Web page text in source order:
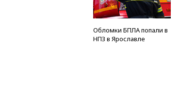
Обломки БПЛА попали в
НПЗ в Ярославле